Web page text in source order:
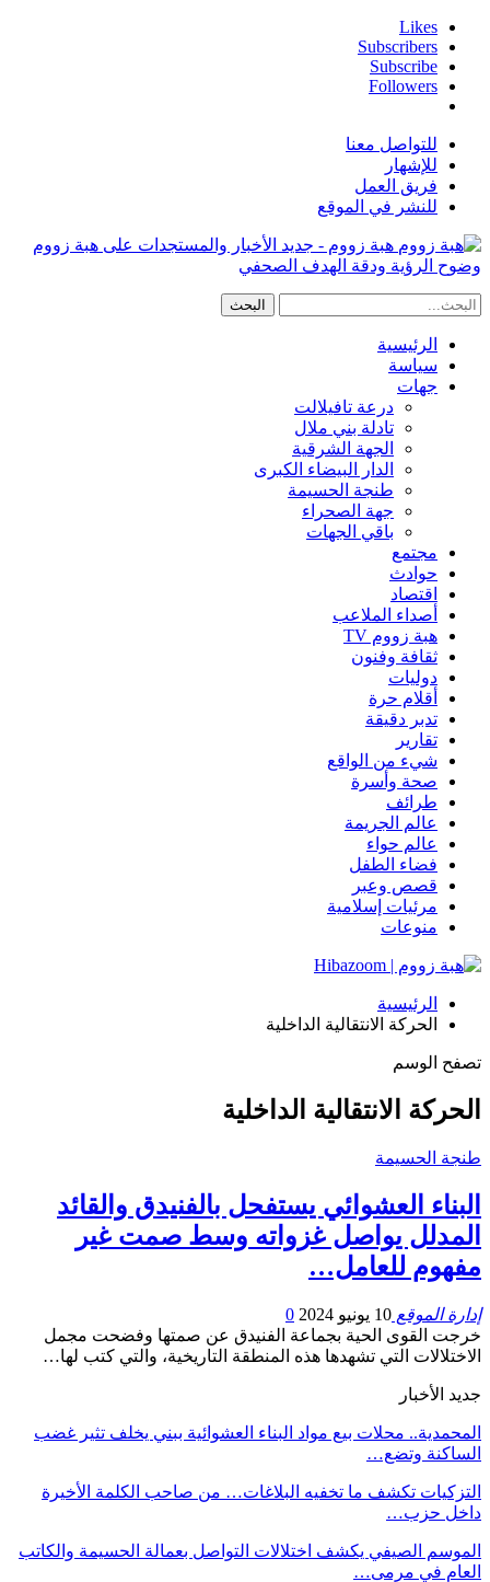
Likes
Subscribers
Subscribe
Followers
للتواصل معنا
للإشهار
فريق العمل
للنشر في الموقع
هبة زووم - جديد الأخبار والمستجدات على هبة زووم
وضوح الرؤية ودقة الهدف الصحفي
الرئيسية
سياسة
جهات
درعة تافيلالت
تادلة بني ملال
الجهة الشرقية
الدار البيضاء الكبرى
طنجة الحسيمة
جهة الصحراء
باقي الجهات
مجتمع
حوادث
اقتصاد
أصداء الملاعب
هبة زووم TV
ثقافة وفنون
دوليات
أقلام حرة
تدبر دقيقة
تقارير
شيء من الواقع
صحة وأسرة
طرائف
عالم الجريمة
عالم حواء
فضاء الطفل
قصص وعبر
مرئيات إسلامية
منوعات
الرئيسية
الحركة الانتقالية الداخلية
تصفح الوسم
الحركة الانتقالية الداخلية
طنجة الحسيمة
البناء العشوائي يستفحل بالفنيدق والقائد
المدلل يواصل غزواته وسط صمت غير
مفهوم للعامل…
إدارة الموقع 10 يونيو 2024
0
خرجت القوى الحية بجماعة الفنيدق عن صمتها وفضحت مجمل
الاختلالات التي تشهدها هذه المنطقة التاريخية، والتي كتب لها…
جديد الأخبار
المحمدية.. محلات بيع مواد البناء العشوائية ببني يخلف تثير غضب
الساكنة وتضع…
التزكيات تكشف ما تخفيه البلاغات… من صاحب الكلمة الأخيرة
داخل حزب…
الموسم الصيفي يكشف اختلالات التواصل بعمالة الحسيمة والكاتب
العام في مرمى…